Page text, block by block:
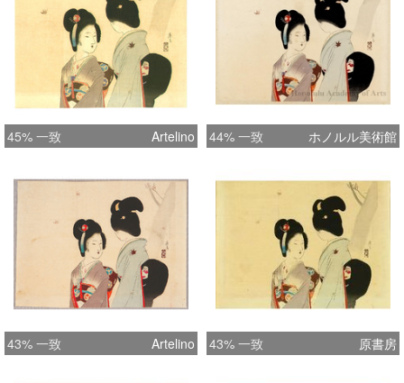
45% 一致 Artelino 44% 一致 ホノルル美術館
43% 一致 Artelino 43% 一致 原書房